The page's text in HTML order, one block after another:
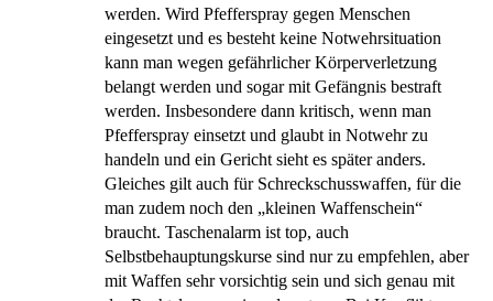
werden. Wird Pfefferspray gegen Menschen
eingesetzt und es besteht keine Notwehrsituation
kann man wegen gefährlicher Körperverletzung
belangt werden und sogar mit Gefängnis bestraft
werden. Insbesondere dann kritisch, wenn man
Pfefferspray einsetzt und glaubt in Notwehr zu
handeln und ein Gericht sieht es später anders.
Gleiches gilt auch für Schreckschusswaffen, für die
man zudem noch den „kleinen Waffenschein“
braucht. Taschenalarm ist top, auch
Selbstbehauptungskurse sind nur zu empfehlen, aber
mit Waffen sehr vorsichtig sein und sich genau mit